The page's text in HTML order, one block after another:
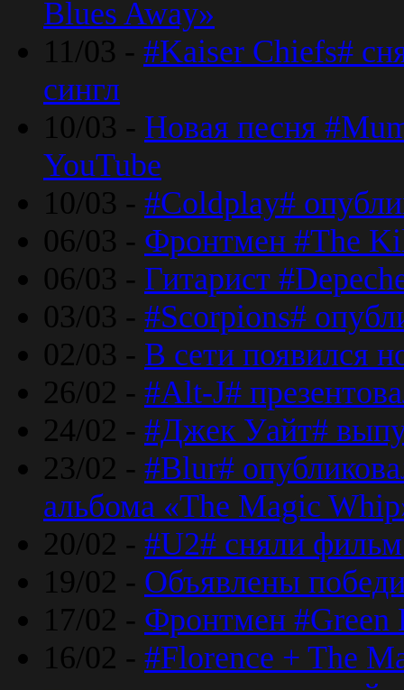
Blues Away»
11/03 - #Kaiser Chiefs#
сингл
10/03 - Новая песня
YouTube
10/03 - #Coldplay#
06/03 - Фронтмен #The
06/03 - Гитарист
03/03 - #Scorpions#
02/03 - В сети появился
26/02 - #Alt-J#
24/02 - #Джек Уайт#
23/02 - #Blur#
альбома «The Magic
20/02 - #U2# сняли
19/02 - Объявлены
17/02 - Фронтмен #Green
16/02 - #Florence + The